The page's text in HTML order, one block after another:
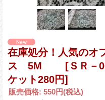
在庫処分！人気のオ
ス 5M [ＳＲ－
ケット280円]
販売価格: 550円(税込)